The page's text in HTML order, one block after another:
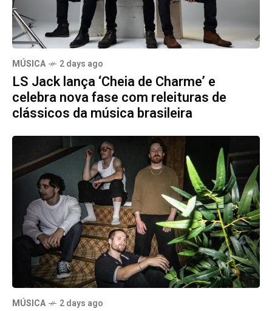
MÚSICA 2 days ago
LS Jack lança ‘Cheia de Charme’ e
celebra nova fase com releituras de
clássicos da música brasileira
MÚSICA 2 days ago